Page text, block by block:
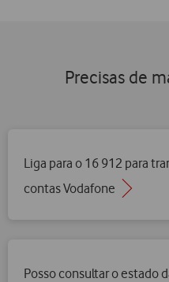
Precisas de
Liga para o 16 912 para
contas Vodafone
Posso consultar o estado